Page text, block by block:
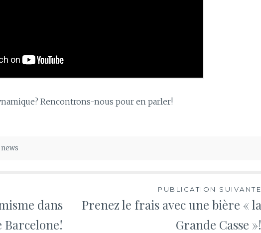
Rencontrons-nous pour en parler!
news
dans
Barcelone!
PUBLICATION SUIVANTE
Prenez le frais avec une bière « la
Grande Casse »!